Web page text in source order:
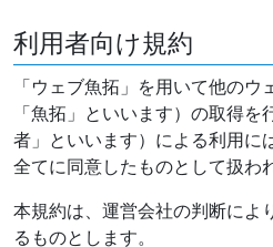
利用者向け規約
「ウェブ魚拓」を用いて他のウ
「魚拓」といいます）の取得を
者」といいます）による利用に
全てに同意したものとして扱わ
本規約は、運営会社の判断によ
るものとします。